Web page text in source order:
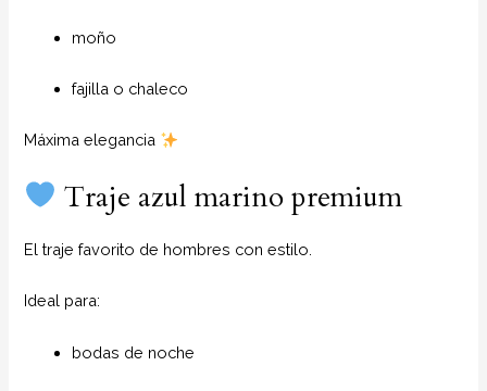
moño
fajilla o chaleco
Máxima elegancia
Traje azul marino premium
El traje favorito de hombres con estilo.
Ideal para:
bodas de noche